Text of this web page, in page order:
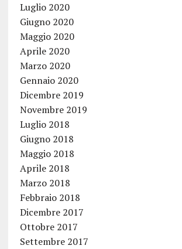
Luglio 2020
Giugno 2020
Maggio 2020
Aprile 2020
Marzo 2020
Gennaio 2020
Dicembre 2019
Novembre 2019
Luglio 2018
Giugno 2018
Maggio 2018
Aprile 2018
Marzo 2018
Febbraio 2018
Dicembre 2017
Ottobre 2017
Settembre 2017